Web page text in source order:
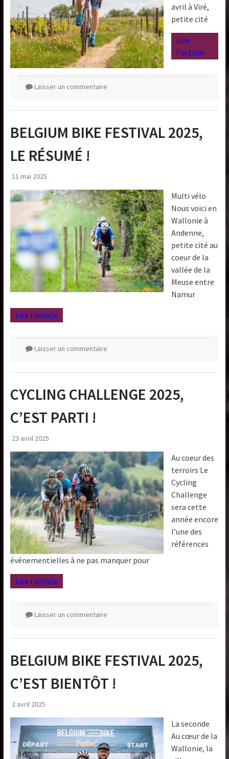
avril à Viré,
petite cité
Lire
l'article
Laisser un commentaire
BELGIUM BIKE FESTIVAL 2025,
LE RÉSUMÉ !
11 mai 2025
Multi vélo
Nous voici en
Wallonie à
Andenne,
petite cité au
coeur de la
vallée de la
Meuse entre
Namur
Lire l'article
Laisser un commentaire
CYCLING CHALLENGE 2025,
C’EST PARTI !
23 avril 2025
Au coeur des
terroirs Le
Cycling
Challenge
sera cette
année encore
l’une des
références
événementielles à ne pas manquer pour
Lire l'article
Laisser un commentaire
BELGIUM BIKE FESTIVAL 2025,
C’EST BIENTÔT !
2 avril 2025
La seconde
Au cœur de la
Wallonie, la